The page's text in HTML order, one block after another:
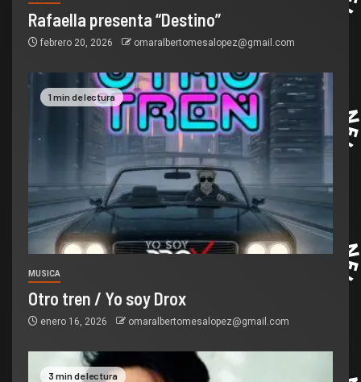
Rafaella presenta “Destino”
febrero 20, 2026 omaralbertomesalopez@gmail.com
1 min de lectura
MUSICA
Otro tren / Yo soy Drox
enero 16, 2026 omaralbertomesalopez@gmail.com
3 min de lectura